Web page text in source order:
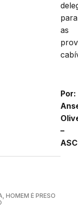
para
as
Por:
–
HOMEM É PRESO